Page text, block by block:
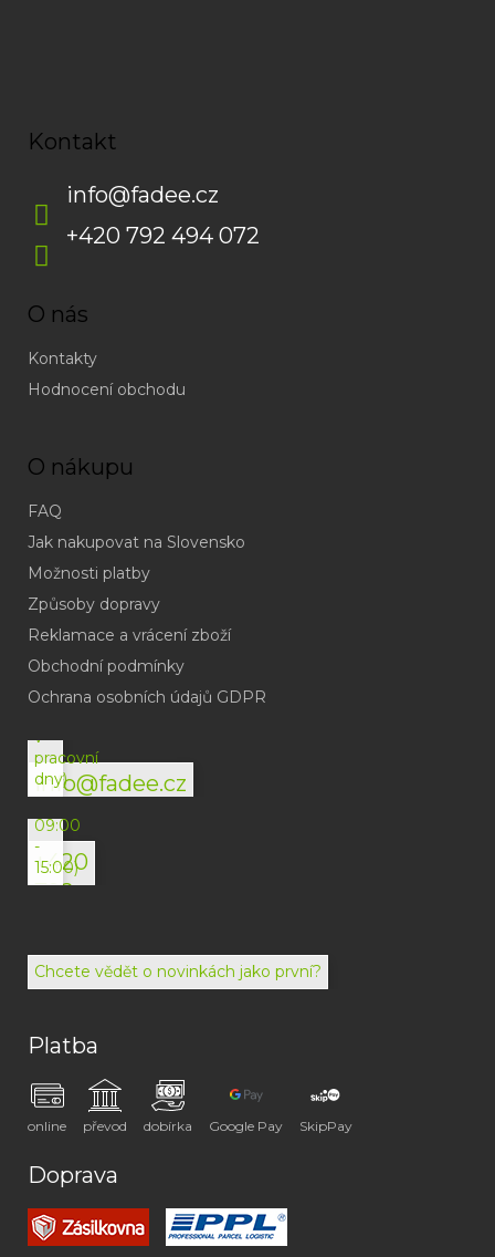
Kontakt
info@fadee.cz
+420 792 494 072
O nás
Kontakty
Hodnocení obchodu
O nákupu
FAQ
Jak nakupovat na Slovensko
Možnosti platby
Způsoby dopravy
Reklamace a vrácení zboží
Obchodní podmínky
Ochrana osobních údajů GDPR
info@fadee.cz
(odpověď
do
v
pracovní
dny)
+420
792
072
(Po-
09:00
-
15:00)
Chcete vědět o novinkách jako první?
Platba
online převod dobírka Google Pay SkipPay
Doprava